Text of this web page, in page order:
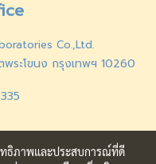
Co.,Ltd.
ระโขนง กรุงเทพฯ 10260
ทธิภาพและประสบการณ์ที่ดี